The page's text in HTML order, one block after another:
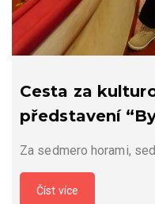
Cesta za
představení
Za sedmero horami,
Číst více